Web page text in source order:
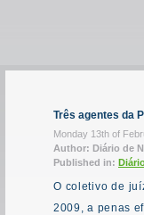
Três agentes da
Monday 13th of
Author: Diário de
Published in:
O coletivo de
2009, a penas